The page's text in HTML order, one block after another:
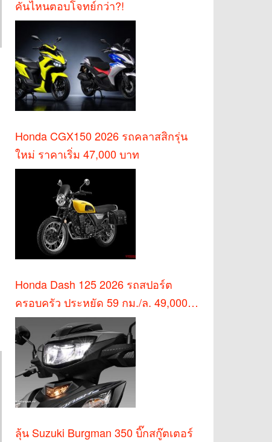
คันไหนตอบโจทย์กว่า?!
Honda CGX150 2026 รถคลาสสิกรุ่น
ใหม่ ราคาเริ่ม 47,000 บาท
Honda Dash 125 2026 รถสปอร์ต
ครอบครัว ประหยัด 59 กม./ล. 49,000
บาท
ลุ้น Suzuki Burgman 350 บิ๊กสกู๊ตเตอร์